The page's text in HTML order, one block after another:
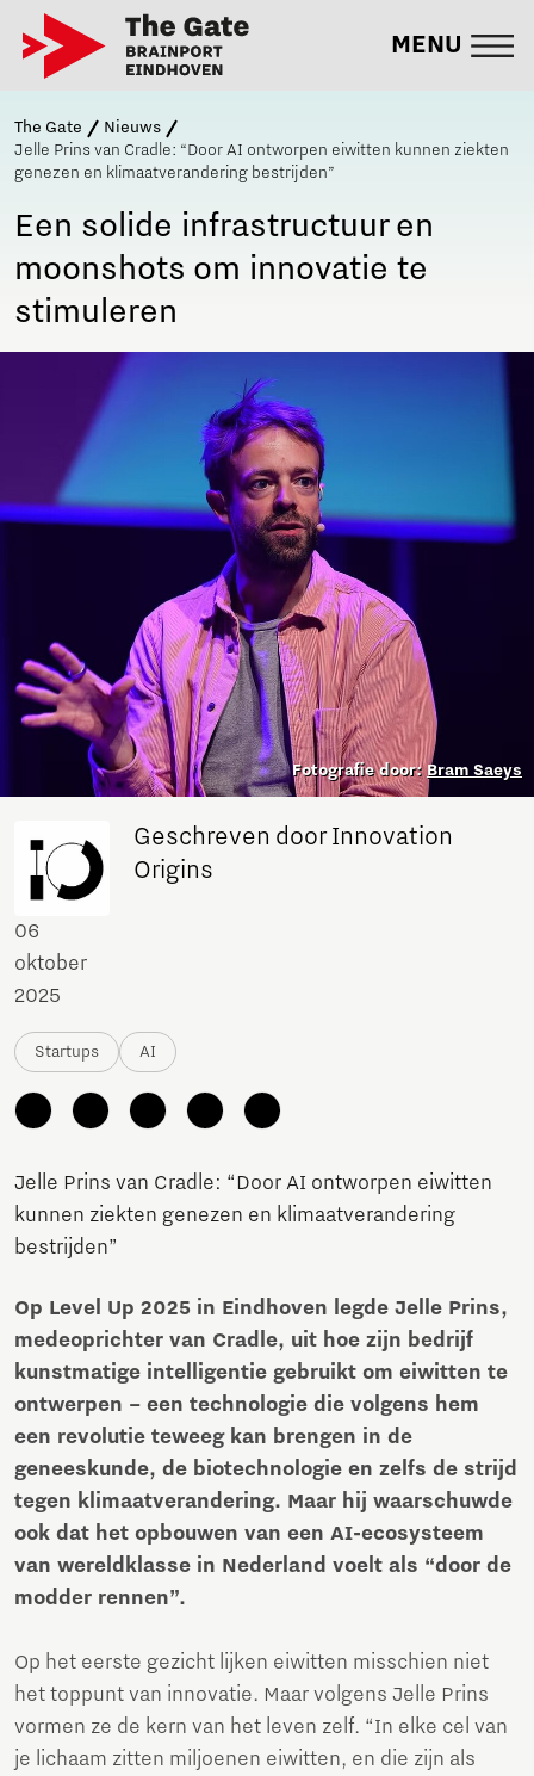
MENU
The Gate
Nieuws
Jelle Prins van Cradle: “Door AI ontworpen eiwitten kunnen ziekten
genezen en klimaatverandering bestrijden”
Een solide infrastructuur en
moonshots om innovatie te
stimuleren
Fotografie door:Bram Saeys
Geschreven door Innovation
Origins
06
oktober
2025
Startups AI
Jelle Prins van Cradle: “Door AI ontworpen eiwitten
kunnen ziekten genezen en klimaatverandering
bestrijden”
Op Level Up 2025 in Eindhoven legde Jelle Prins,
medeoprichter van Cradle, uit hoe zijn bedrijf
kunstmatige intelligentie gebruikt om eiwitten te
ontwerpen – een technologie die volgens hem
een revolutie teweeg kan brengen in de
geneeskunde, de biotechnologie en zelfs de strijd
tegen klimaatverandering. Maar hij waarschuwde
ook dat het opbouwen van een AI-ecosysteem
van wereldklasse in Nederland voelt als “door de
modder rennen”.
Op het eerste gezicht lijken eiwitten misschien niet
het toppunt van innovatie. Maar volgens Jelle Prins
vormen ze de kern van het leven zelf. “In elke cel van
je lichaam zitten miljoenen eiwitten, en die zijn als